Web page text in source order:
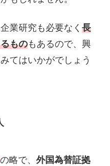
業研究も必要なく 長
ものもあるので、興
てはいかがでしょう
の略で、 外国為替証拠